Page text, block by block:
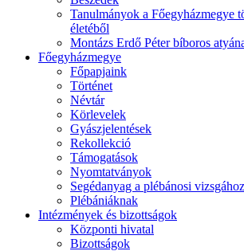
Tanulmányok a Főegyházmegye
életéből
Montázs Erdő Péter bíboros
Főegyházmegye
Főpapjaink
Történet
Névtár
Körlevelek
Gyászjelentések
Rekollekció
Támogatások
Nyomtatványok
Segédanyag a plébánosi vizsgához
Plébániáknak
Intézmények és bizottságok
Központi hivatal
Bizottságok